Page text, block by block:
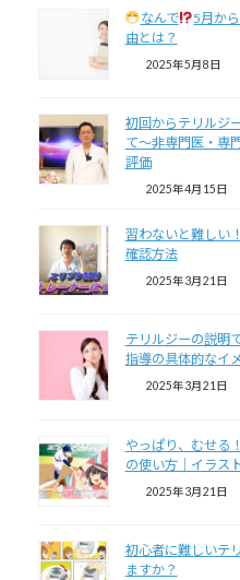
なんで
5月か
由とは？
2025年5月8日
初回からテリルジ
て～非専門医・専
評価
2025年4月15日
習わないと難しい
確認方法
2025年3月21日
テリルジーの説
指導の具体的なイ
2025年3月21日
やっぱり、むせる
の使い方｜イラス
2025年3月21日
初心者に難しいテ
ますか？